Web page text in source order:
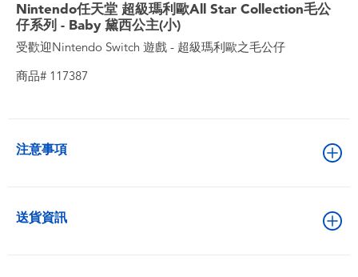
生活精品
Nintendo任天堂 超級瑪利歐All Star Collection毛公
仔系列 - Baby 黛西公主(小)
受歡迎Nintendo Switch 遊戲 - 超級瑪利歐之毛公仔
商品# 117387
注意事項
送貨資訊